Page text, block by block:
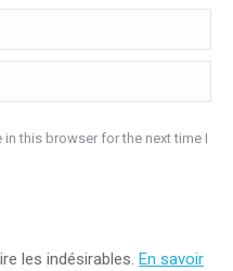
this browser for the next time I
les indésirables. En savoir